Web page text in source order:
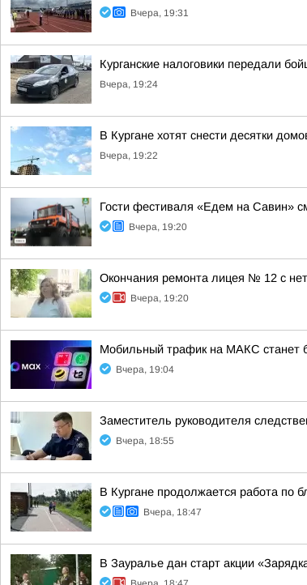
Вчера, 19:31
Курганские налоговики передали
Вчера, 19:24
В Кургане хотят снести десятки
Вчера, 19:22
Гости фестиваля «Едем на Савин»
Вчера, 19:20
Окончания ремонта лицея № 12 с
Вчера, 19:20
Мобильный трафик на МАКС станет
Вчера, 19:04
Заместитель руководителя
Вчера, 18:55
В Кургане продолжается работа по
Вчера, 18:47
В Зауралье дан старт акции